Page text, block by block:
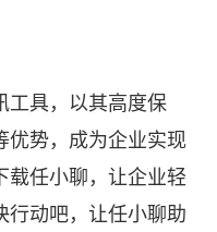
工具，以其高度保
优势，成为企业实现
载任小聊，让企业轻
行动吧，让任小聊助